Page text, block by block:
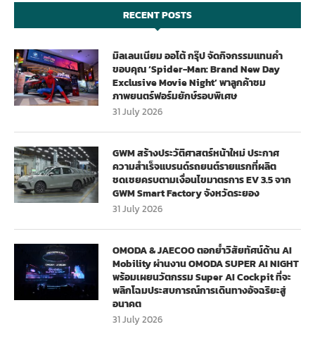
RECENT POSTS
มิลเลนเนียม ออโต้ กรุ๊ป จัดกิจกรรมแทนคำ
ขอบคุณ ‘Spider-Man: Brand New Day
Exclusive Movie Night’ พาลูกค้าชม
ภาพยนตร์ฟอร์มยักษ์รอบพิเศษ
31 July 2026
GWM สร้างประวัติศาสตร์หน้าใหม่ ประกาศ
ความสำเร็จแบรนด์รถยนต์รายแรกที่ผลิต
ชดเชยครบตามเงื่อนไขมาตรการ EV 3.5 จาก
GWM Smart Factory จังหวัดระยอง
31 July 2026
OMODA & JAECOO ตอกย้ำวิสัยทัศน์ด้าน AI
Mobility ผ่านงาน OMODA SUPER AI NIGHT
พร้อมเผยนวัตกรรม Super AI Cockpit ที่จะ
พลิกโฉมประสบการณ์การเดินทางอัจฉริยะสู่
อนาคต
31 July 2026